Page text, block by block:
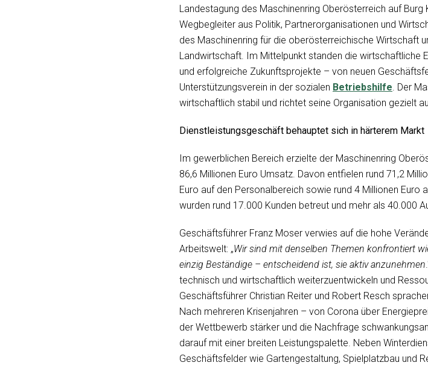
Landestagung des Maschinenring Oberösterreich auf
Wegbegleiter aus Politik, Partnerorganisationen und
des Maschinenring für die oberösterreichische Wirtschaft
Landwirtschaft. Im Mittelpunkt standen die wirtschaftliche
und erfolgreiche Zukunftsprojekte – von neuen
Unterstützungsverein in der sozialen Betriebshilfe. Der
wirtschaftlich stabil und richtet seine Organisation gezielt
Dienstleistungsgeschäft behauptet sich in härterem Markt
Im gewerblichen Bereich erzielte der Maschinenring
86,6 Millionen Euro Umsatz. Davon entfielen rund 71,2
Euro auf den Personalbereich sowie rund 4 Millionen Euro
wurden rund 17.000 Kunden betreut und mehr als 40.000
Geschäftsführer Franz Moser verwies auf die hohe
Arbeitswelt: „Wir sind mit denselben Themen konfrontiert
einzig Beständige – entscheidend ist, sie aktiv anzunehmen
technisch und wirtschaftlich weiterzuentwickeln und
Geschäftsführer Christian Reiter und Robert Resch
Nach mehreren Krisenjahren – von Corona über
der Wettbewerb stärker und die Nachfrage
darauf mit einer breiten Leistungspalette. Neben
Geschäftsfelder wie Gartengestaltung, Spielplatzbau und